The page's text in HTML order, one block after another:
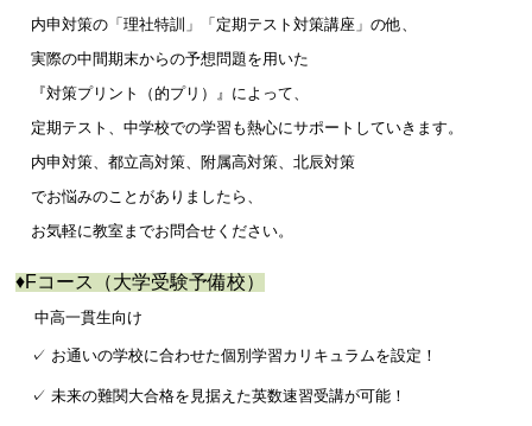
内申対策の「 理社特訓 」「定期テスト対策講座」の他、
実際の中間期末からの予想問題を用いた
『対策プリント（的プリ）』によって、
定期テスト、中学校での学習も熱心にサポートしていきます。
内申対策、都立高対策、附属高対策、北辰対策
でお悩みのことがありましたら、
お気軽に教室までお問合せください。
♦Fコ ース（大学受験予備校）
中高一貫生向け
✓ お通いの学校に合わせた個別学習カリキュラムを設定！
✓ 未来の難関大合格を見据えた英数速習受講が可能！